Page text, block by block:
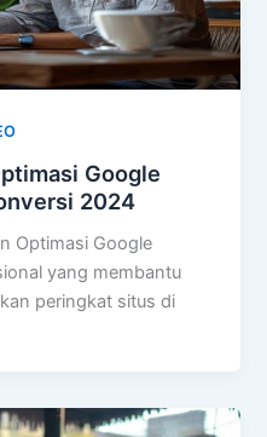
Google
2024
Optimasi Google
yang membantu
peringkat situs di